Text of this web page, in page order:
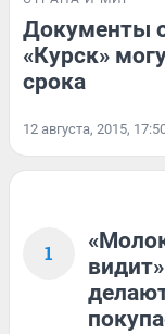
Документы
«Курск»
срока
12 августа, 2015,
1